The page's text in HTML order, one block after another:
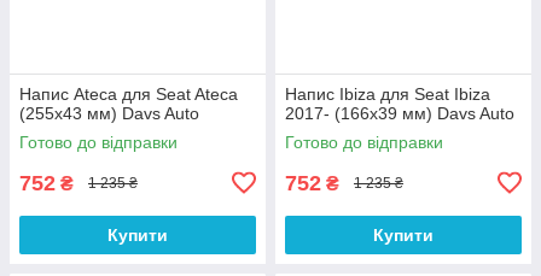
Напис Ateca для Seat Ateca
(255х43 мм) Davs Auto
Готово до відправки
752 ₴ 1 235 ₴
Купити
Напис Ibiza для Seat Ibiza
2017- (166х39 мм) Davs Auto
Готово до відправки
752 ₴ 1 235 ₴
Купити